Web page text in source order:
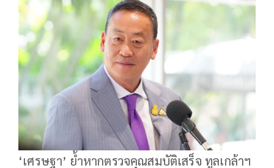
‘เศรษฐา’ ย้ำหากตรวจคุณสมบัติเสร็จ ทูลเกล้าฯ